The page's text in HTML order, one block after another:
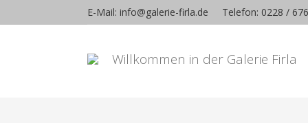
E-Mail: info@galerie-firla.de Telefon: 0228 /
Willkommen in der Galerie Firla